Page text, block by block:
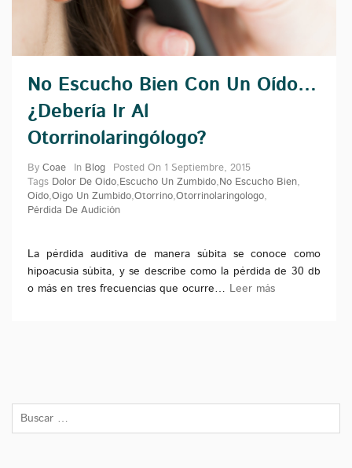
No Escucho Bien Con Un Oído…
¿Debería Ir Al
Otorrinolaringólogo?
By Coae In Blog Posted On 1 Septiembre, 2015
Tags Dolor De Oído, Escucho Un Zumbido, No Escucho Bien,
Oído,Oigo Un Zumbido,Otorrino,Otorrinolaringologo,
Pérdida De Audición
La pérdida auditiva de manera súbita se conoce como
hipoacusia súbita, y se describe como la pérdida de 30 db
o más en tres frecuencias que ocurre… Leer más